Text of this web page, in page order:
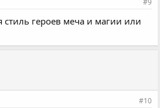
героев меча и магии или
#10